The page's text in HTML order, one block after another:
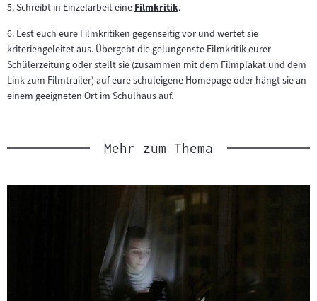
5. Schreibt in Einzelarbeit eineZum
Inhalt:
Filmkritik.
6. Lest euch eure Filmkritiken gegenseitig vor und wertet sie
kriteriengeleitet aus. Übergebt die gelungenste Filmkritik eurer
Schülerzeitung oder stellt sie (zusammen mit dem Filmplakat und dem
Link zum Filmtrailer) auf eure schuleigene Homepage oder hängt sie an
einem geeigneten Ort im Schulhaus auf.
Mehr zum Thema